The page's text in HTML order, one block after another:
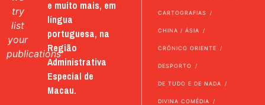
try
list
your
publications
e muito mais, em
língua
portuguesa, na
Região
Administrativa
Especial de
Macau.
CARTOGRAFIAS
CHINA / ÁSIA
CRÓNICO ORIENTE
DESPORTO
DE TUDO E DE NADA
DIVINA COMÉDIA